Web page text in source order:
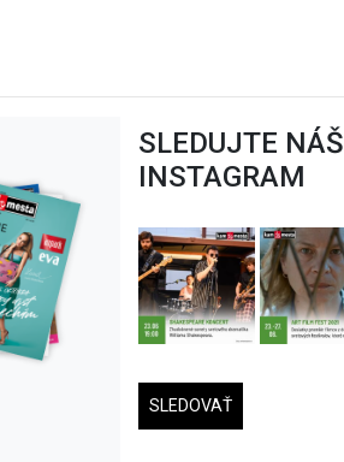
SLEDUJTE NÁŠ
INSTAGRAM
SLEDOVAŤ